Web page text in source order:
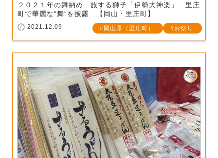
２０２１年の舞納め…旅する獅子「伊勢大神楽」 里庄
町で華麗な“舞“を披露 【岡山・里庄町】
2021.12.09 岡山県（里庄町） お祭り